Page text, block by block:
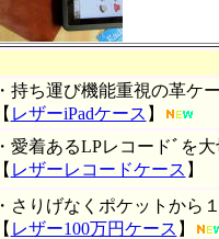
・持ち運び機能重視の革ケ
【 レザーiPadケース 】
・愛着あるLPレコードﾞを大
【 レザーレコードケース 】
・さりげなくポケットから
【 レザー100万円ケース 】